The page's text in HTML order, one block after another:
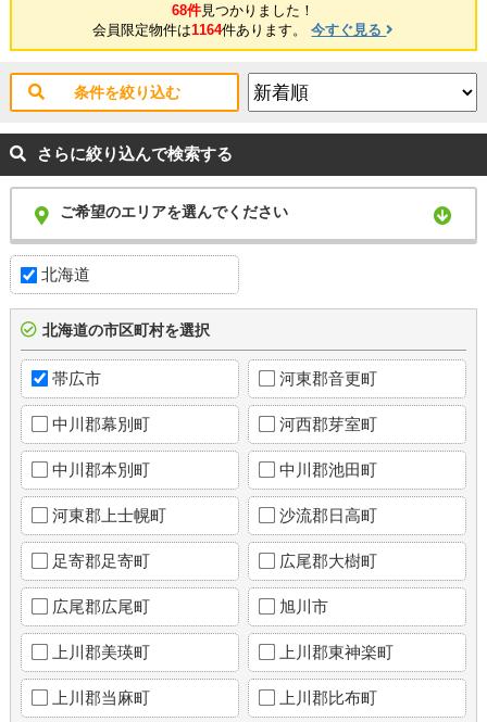
68件見つかりました！
会員限定物件は1164件あります。今すぐ見る
条件を絞り込む
さらに絞り込んで検索する
ご希望のエリアを選んでください
北海道
北海道の市区町村を選択
帯広市 河東郡音更町
中川郡幕別町 河西郡芽室町
中川郡本別町 中川郡池田町
河東郡上士幌町 沙流郡日高町
足寄郡足寄町 広尾郡大樹町
広尾郡広尾町 旭川市
上川郡美瑛町 上川郡東神楽町
上川郡当麻町 上川郡比布町